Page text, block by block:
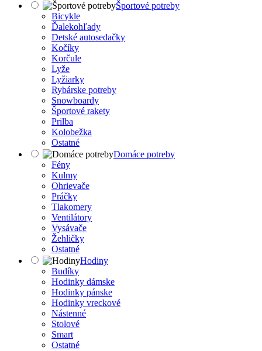
Športové potreby
Bicykle
Ďalekohľady
Detské autosedačky
Kočíky
Korčule
Lyže
Lyžiarky
Rybárske potreby
Snowboardy
Športové rakety
Prilba
Kolobežka
Ostatné
Domáce potreby
Fény
Kulmy
Ohrievače
Práčky
Tlakomery
Ventilátory
Vysávače
Žehličky
Ostatné
Hodiny
Budíky
Hodinky dámske
Hodinky pánske
Hodinky vreckové
Nástenné
Stolové
Smart
Ostatné